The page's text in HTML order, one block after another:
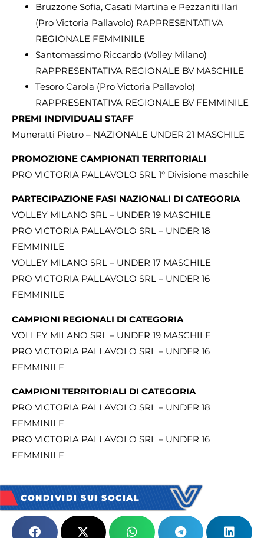
Bruzzone Sofia, Casati Martina e Pezzaniti Ilari
(Pro Victoria Pallavolo) RAPPRESENTATIVA
REGIONALE FEMMINILE
Santomassimo Riccardo (Volley Milano)
RAPPRESENTATIVA REGIONALE BV MASCHILE
Tesoro Carola (Pro Victoria Pallavolo)
RAPPRESENTATIVA REGIONALE BV FEMMINILE
PREMI INDIVIDUALI STAFF
Muneratti Pietro – NAZIONALE UNDER 21 MASCHILE
PROMOZIONE CAMPIONATI TERRITORIALI
PRO VICTORIA PALLAVOLO SRL 1° Divisione maschile
PARTECIPAZIONE FASI NAZIONALI DI CATEGORIA
VOLLEY MILANO SRL – UNDER 19 MASCHILE
PRO VICTORIA PALLAVOLO SRL – UNDER 18
FEMMINILE
VOLLEY MILANO SRL – UNDER 17 MASCHILE
PRO VICTORIA PALLAVOLO SRL – UNDER 16
FEMMINILE
CAMPIONI REGIONALI DI CATEGORIA
VOLLEY MILANO SRL – UNDER 19 MASCHILE
PRO VICTORIA PALLAVOLO SRL – UNDER 16
FEMMINILE
CAMPIONI TERRITORIALI DI CATEGORIA
PRO VICTORIA PALLAVOLO SRL – UNDER 18
FEMMINILE
PRO VICTORIA PALLAVOLO SRL – UNDER 16
FEMMINILE
CONDIVIDI SUI SOCIAL